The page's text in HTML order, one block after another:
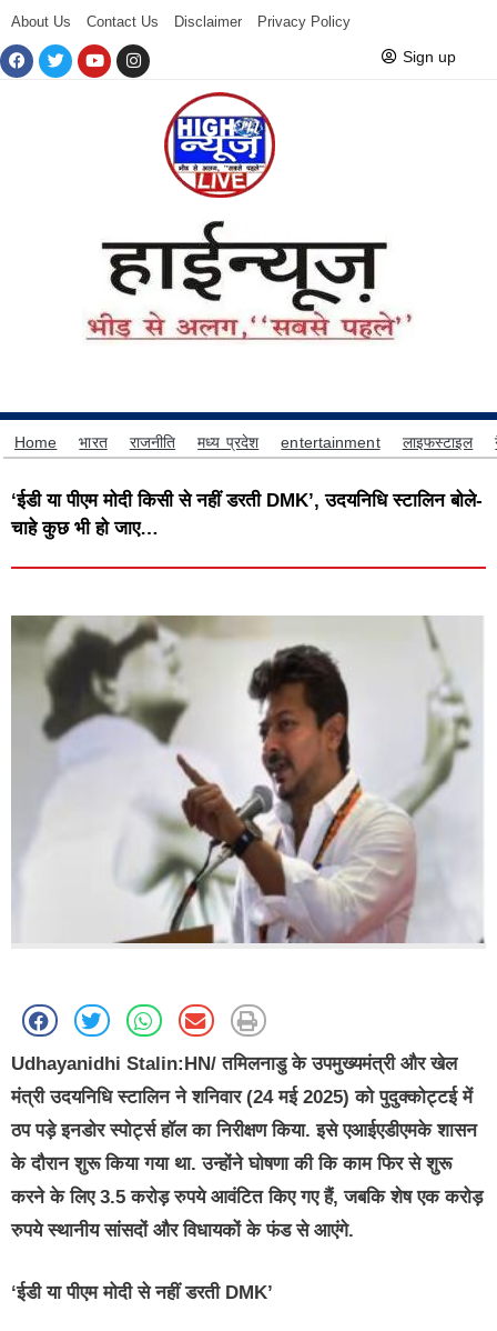
About Us Contact Us Disclaimer Privacy Policy
Sign up
Home भारत राजनीति मध्य प्रदेश entertainment लाइफस्टाइल
‘ईडी या पीएम मोदी किसी से नहीं डरती DMK’, उदयनिधि स्टालिन बोले-
चाहे कुछ भी हो जाए…
Udhayanidhi Stalin:HN/ तमिलनाडु के उपमुख्यमंत्री और खेल
मंत्री उदयनिधि स्टालिन ने शनिवार (24 मई 2025) को पुदुक्कोट्टई में
ठप पड़े इनडोर स्पोर्ट्स हॉल का निरीक्षण किया. इसे एआईएडीएमके शासन
के दौरान शुरू किया गया था. उन्होंने घोषणा की कि काम फिर से शुरू
करने के लिए 3.5 करोड़ रुपये आवंटित किए गए हैं, जबकि शेष एक करोड़
रुपये स्थानीय सांसदों और विधायकों के फंड से आएंगे.
‘ईडी या पीएम मोदी से नहीं डरती DMK’